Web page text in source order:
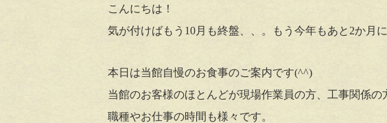
こんにちは！
気が付けばもう10月も終盤、、。もう今年もあと2か月に
本日は当館自慢のお食事のご案内です(^^)
当館のお客様のほとんどが現場作業員の方、工事関係の
職種やお仕事の時間も様々です。